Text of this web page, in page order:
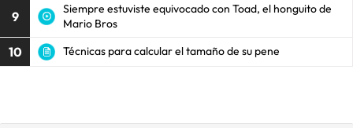
9
Siempre estuviste equivocado con Toad, el honguito de
Mario Bros
10 Técnicas para calcular el tamaño de su pene